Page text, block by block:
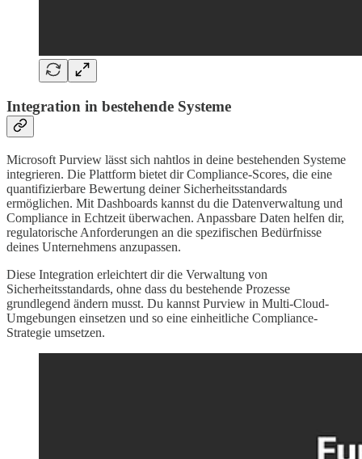
Integration in bestehende Systeme
Microsoft Purview lässt sich nahtlos in deine bestehenden Systeme
integrieren. Die Plattform bietet dir Compliance-Scores, die eine
quantifizierbare Bewertung deiner Sicherheitsstandards
ermöglichen. Mit Dashboards kannst du die Datenverwaltung und
Compliance in Echtzeit überwachen. Anpassbare Daten helfen dir,
regulatorische Anforderungen an die spezifischen Bedürfnisse
deines Unternehmens anzupassen.
Diese Integration erleichtert dir die Verwaltung von
Sicherheitsstandards, ohne dass du bestehende Prozesse
grundlegend ändern musst. Du kannst Purview in Multi-Cloud-
Umgebungen einsetzen und so eine einheitliche Compliance-
Strategie umsetzen.